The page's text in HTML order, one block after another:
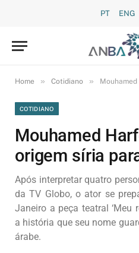
PT ENG
Home » Cotidiano » Mouhamed
COTIDIANO
Mouhamed
origem síria
Após interpretar quatro
da TV Globo, o ator se
Janeiro a peça teatral ‘Meu
a história que seu nome
árabe.